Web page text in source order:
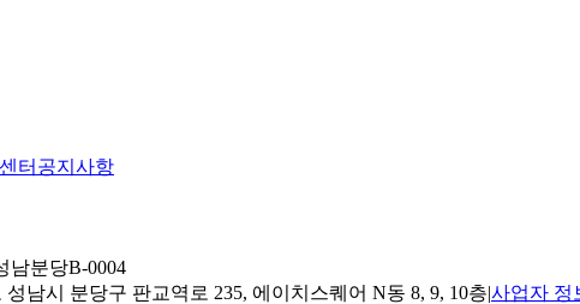
터 공지사항
남분당B-0004
성남시 분당구 판교역로 235, 에이치스퀘어 N동 8, 9, 10층|사업자 정